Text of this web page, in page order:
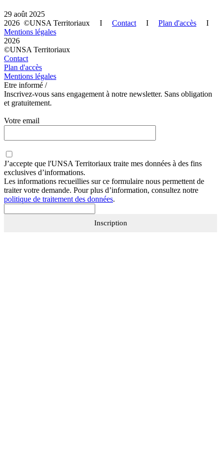
29 août 2025
2026 ©UNSA Territoriaux I Contact I Plan d'accès I
Mentions légales
2026
©UNSA Territoriaux
Contact
Plan d'accès
Mentions légales
Etre informé /
Inscrivez-vous sans engagement à notre newsletter. Sans obligation
et gratuitement.
Votre email
J’accepte que l'UNSA Territoriaux traite mes données à des fins
exclusives d’informations.
Les informations recueillies sur ce formulaire nous permettent de
traiter votre demande. Pour plus d’information, consultez notre
politique de traitement des données.
Inscription